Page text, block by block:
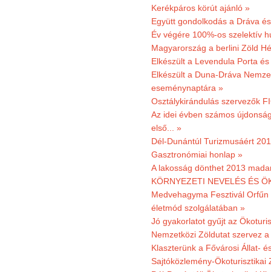
Kerékpáros körút ajánló »
Együtt gondolkodás a Dráva
Év végére 100%-os szelektív
Magyarország a berlini Zöld
Elkészült a Levendula Porta
Elkészült a Duna-Dráva
eseménynaptára »
Osztálykirándulás szervezők
Az idei évben számos
első... »
Dél-Dunántúl Turizmusáért
Gasztronómiai honlap »
A lakosság dönthet 2013
KÖRNYEZETI NEVELÉS ÉS
Medvehagyma Fesztivál
életmód szolgálatában »
Jó gyakorlatot gyűjt az
Nemzetközi Zöldutat szervez
Klaszterünk a Fővárosi Állat-
Sajtóközlemény-Ökoturisztikai